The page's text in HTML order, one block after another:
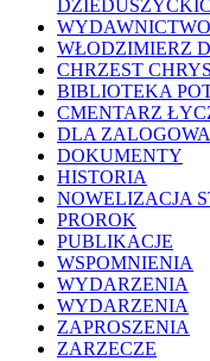
WYDAWNICTWO
WŁODZIMIERZ
CHRZEST
BIBLIOTEKA
CMENTARZ
DLA
DOKUMENTY
HISTORIA
NOWELIZACJA
PROROK
PUBLIKACJE
WSPOMNIENIA
WYDARZENIA
WYDARZENIA
ZAPROSZENIA
ZARZECZE